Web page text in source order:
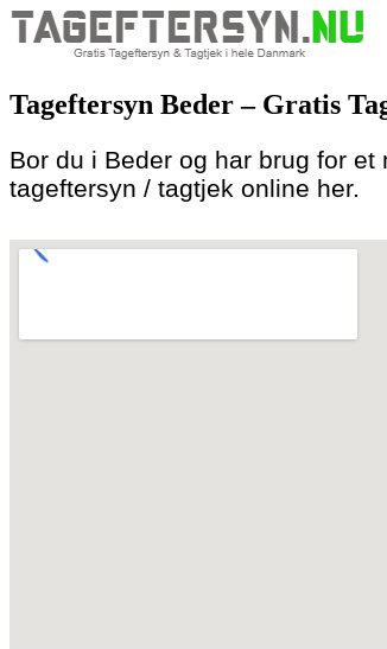
to
content
Tageftersyn Beder – Gratis
Bor du i Beder og har brug for
tageftersyn / tagtjek online her.